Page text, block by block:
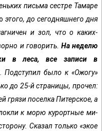
письма сестре Тамаре
этого, до сегодняшнего дня
и зол, что о каких-
и говорить. На неделю
в леса, все записи в
. Подступил было к «Ожогу»
до 25-й страницы, прочел:
поселка Питер­ское, а
к морю курортные ми­
Сказал только «экое